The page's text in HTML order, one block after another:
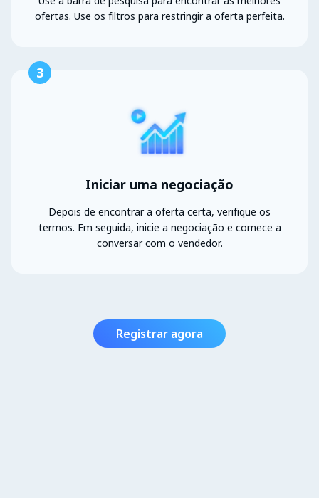
ofertas. Use os filtros para restringir a oferta perfeita.
3
Iniciar uma negociação
Depois de encontrar a oferta certa, verifique os
termos. Em seguida, inicie a negociação e comece a
conversar com o vendedor.
Registrar agora